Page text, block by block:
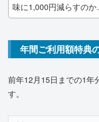
味に1,000円減らすの
年間ご利用額特典
前年12月15日までの1年
す。